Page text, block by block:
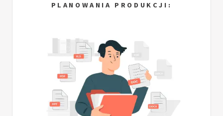
PLANOWANIA PRODUKCJI: